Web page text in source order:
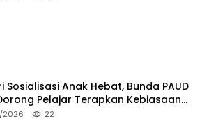
Sosialisasi Anak Hebat, Bunda PAUD
Pelajar Terapkan Kebiasaan
22